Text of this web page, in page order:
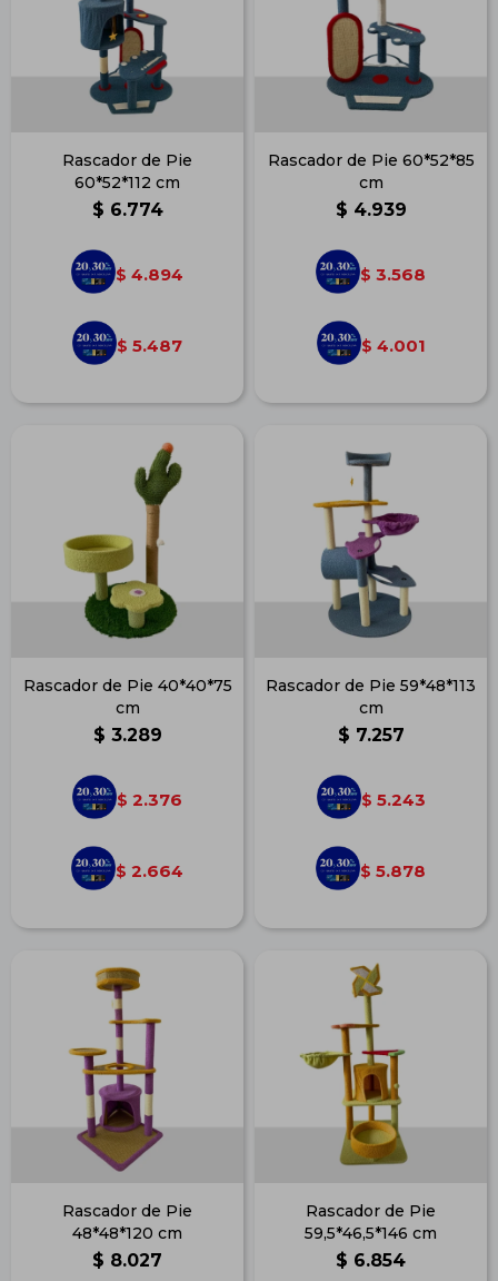
Rascador de Pie
60*52*112 cm
$ 6.774
$ 4.894
$ 5.487
Rascador de Pie 60*52*85
cm
$ 4.939
$ 3.568
$ 4.001
Rascador de Pie 40*40*75
cm
$ 3.289
$ 2.376
$ 2.664
Rascador de Pie 59*48*113
cm
$ 7.257
$ 5.243
$ 5.878
Rascador de Pie
48*48*120 cm
$ 8.027
Rascador de Pie
59,5*46,5*146 cm
$ 6.854